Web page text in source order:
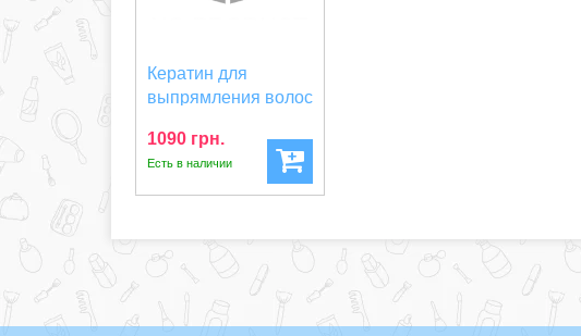
Кератин для
выпрямления волос
Original 2...
1090 грн.
Есть в наличии